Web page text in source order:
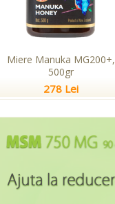
Miere Manuka MG200+,
500gr
278 Lei